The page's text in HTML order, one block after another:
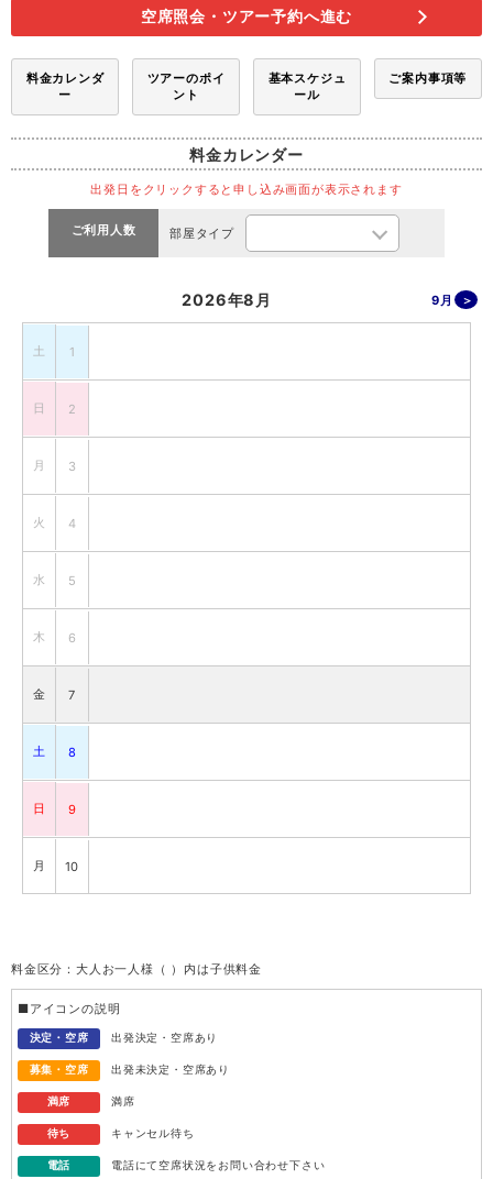
空席照会・ツアー予約へ進む
料金カレンダ
ー
ツアーのポイ
ント
基本スケジュ
ール
ご案内事項等
料金カレンダー
出発日をクリックすると申し込み画面が表示されます
ご利用人数 部屋タイプ
2026年8月 9月
土 1
日 2
月 3
火 4
水 5
木 6
金 7
土 8
日 9
月 10
12
木 13
金 14
料金区分：大人お一人様（ ）内は子供料金
■アイコンの説明
決定・空席 出発決定・空席あり
募集・空席 出発未決定・空席あり
満席 満席
待ち キャンセル待ち
電話 電話にて空席状況をお問い合わせ下さい